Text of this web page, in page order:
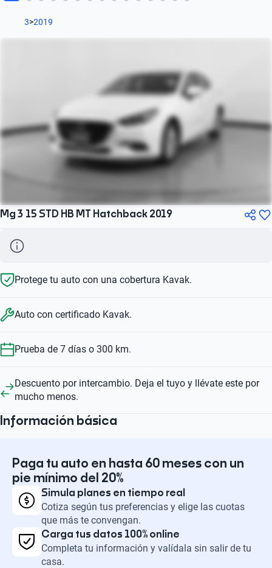
3>2019
Mg 3 15 STD HB MT Hatchback 2019
Protege tu auto con una cobertura Kavak.
Auto con certificado Kavak.
Prueba de 7 días o 300 km.
Descuento por intercambio. Deja el tuyo y llévate este por
mucho menos.
Información básica
Paga tu auto en hasta 60 meses con un
pie mínimo del 20%
Simula planes en tiempo real
Cotiza según tus preferencias y elige las cuotas
que más te convengan.
Carga tus datos 100% online
Completa tu información y valídala sin salir de tu
casa.